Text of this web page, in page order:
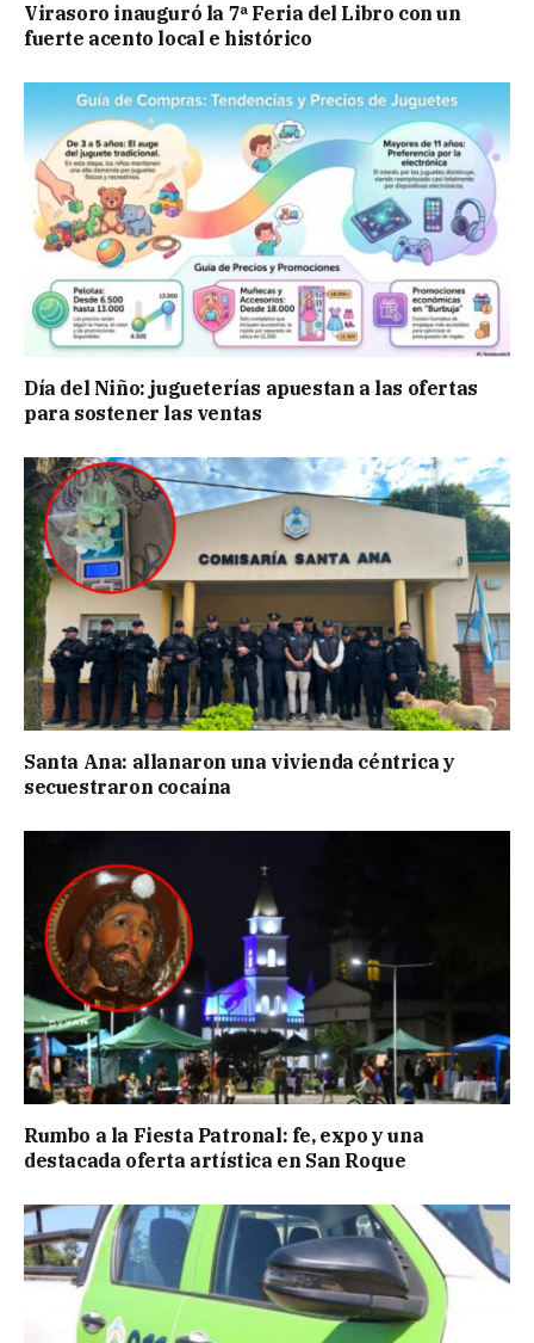
Virasoro inauguró la 7ª Feria del Libro con un
fuerte acento local e histórico
Día del Niño: jugueterías apuestan a las ofertas
para sostener las ventas
Santa Ana: allanaron una vivienda céntrica y
secuestraron cocaína
Rumbo a la Fiesta Patronal: fe, expo y una
destacada oferta artística en San Roque